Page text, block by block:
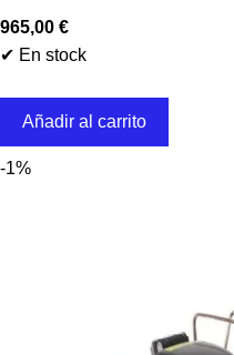
965,00 €
✔ En stock
Añadir al carrito
-1%